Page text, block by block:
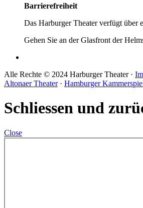
Barrierefreiheit
Das Harburger Theater verfügt über
Gehen Sie an der Glasfront der
Alle Rechte © 2024 Harburger Theater ·
Altonaer Theater· Hamburger
Schliessen und
Close